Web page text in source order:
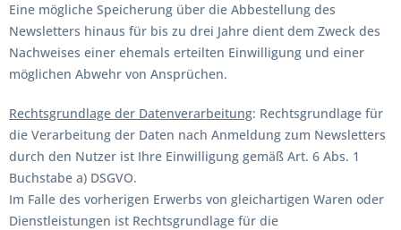
Eine mögliche Speicherung über die Abbestellung des
Newsletters hinaus für bis zu drei Jahre dient dem Zweck des
Nachweises einer ehemals erteilten Einwilligung und einer
möglichen Abwehr von Ansprüchen.
Rechtsgrundlage der Datenverarbeitung: Rechtsgrundlage für
die Verarbeitung der Daten nach Anmeldung zum Newsletters
durch den Nutzer ist Ihre Einwilligung gemäß Art. 6 Abs. 1
Buchstabe a) DSGVO.
Im Falle des vorherigen Erwerbs von gleichartigen Waren oder
Dienstleistungen ist Rechtsgrundlage für die